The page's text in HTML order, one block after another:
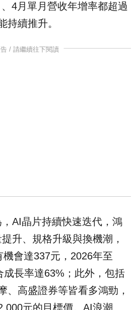
4月單月營收年增率都超過
持續推升。
/ 請繼續往下閱讀
AI晶片持續快速迭代，鴻
升、規格升級與換機潮，
會達337元，2026年至
成長率達63%；此外，包括
、高盛證券等皆看多鴻勁，
元的目標價。AI浪潮